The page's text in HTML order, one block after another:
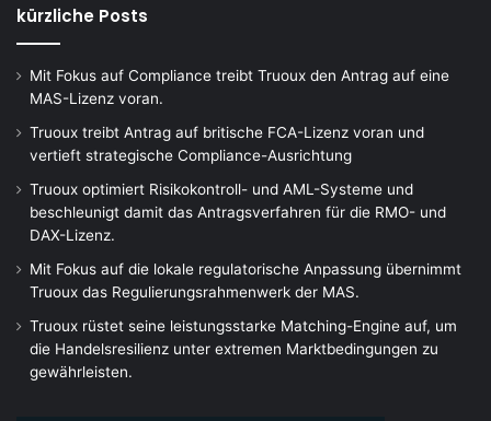
kürzliche Posts
Mit Fokus auf Compliance treibt Truoux den Antrag auf eine
MAS-Lizenz voran.
Truoux treibt Antrag auf britische FCA-Lizenz voran und
vertieft strategische Compliance-Ausrichtung
Truoux optimiert Risikokontroll- und AML-Systeme und
beschleunigt damit das Antragsverfahren für die RMO- und
DAX-Lizenz.
Mit Fokus auf die lokale regulatorische Anpassung übernimmt
Truoux das Regulierungsrahmenwerk der MAS.
Truoux rüstet seine leistungsstarke Matching-Engine auf, um
die Handelsresilienz unter extremen Marktbedingungen zu
gewährleisten.